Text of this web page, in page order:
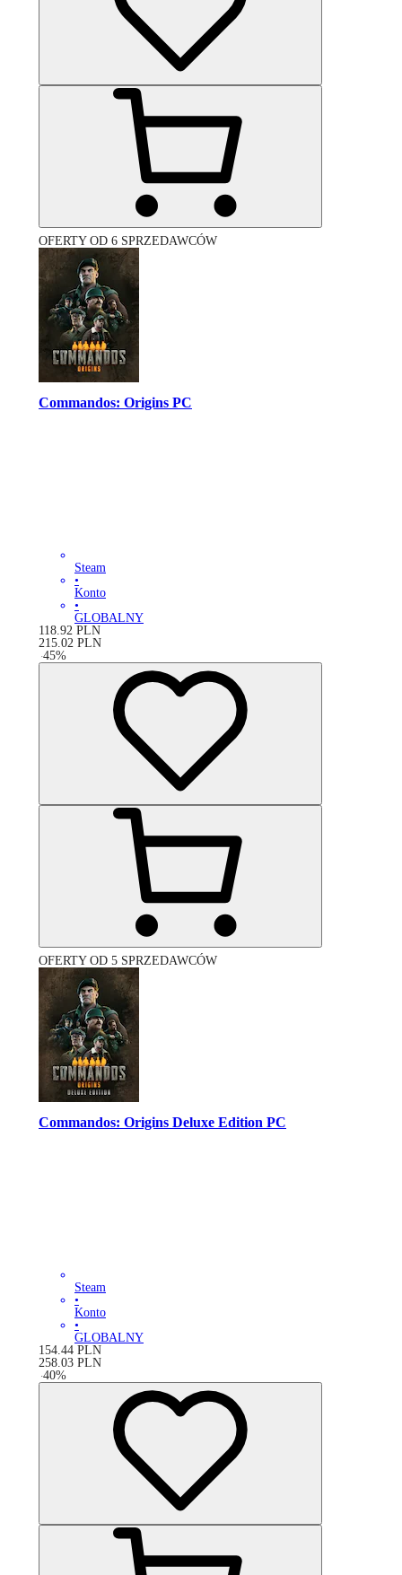
OFERTY OD 6 SPRZEDAWCÓW
Commandos: Origins PC
Steam
•
Konto
•
GLOBALNY
118.92 PLN
215.02 PLN
-45%
OFERTY OD 5 SPRZEDAWCÓW
Commandos: Origins Deluxe Edition PC
Steam
•
Konto
•
GLOBALNY
154.44 PLN
258.03 PLN
-40%